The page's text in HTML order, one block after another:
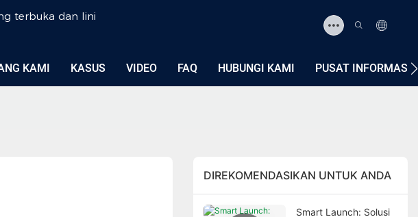
terbuka dan lini
KAMI KASUS VIDEO FAQ HUBUNGI KAMI PUSAT INFORMASI
DIREKOMENDASIKAN UNTUK ANDA
Smart Launch: Solusi